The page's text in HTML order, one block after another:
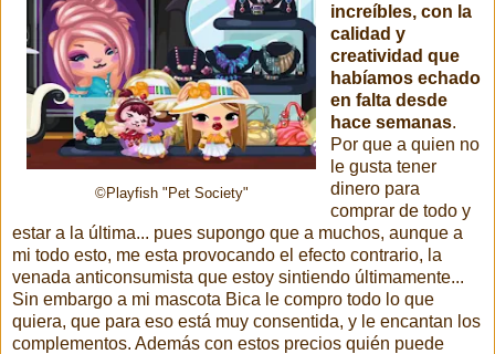
©Playfish "Pet Society"
increíbles, con la
calidad y
creatividad que
habíamos echado
en falta desde
hace semanas.
Por que a quien no
le gusta tener
dinero para
comprar de todo y
estar a la última... pues supongo que a muchos, aunque a
mi todo esto, me esta provocando el efecto contrario, la
venada anticonsumista que estoy sintiendo últimamente...
Sin embargo a mi mascota Bica le compro todo lo que
quiera, que para eso está muy consentida, y le encantan los
complementos. Además con estos precios quién puede